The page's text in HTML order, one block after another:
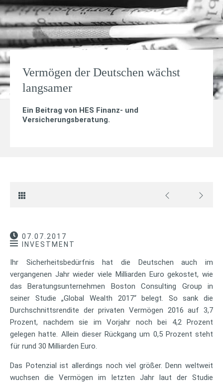
Vermögen der Deutschen wächst
langsamer
Ein Beitrag von HES Finanz- und
Versicherungsberatung.
07.07.2017
INVESTMENT
Ihr Sicherheitsbedürfnis hat die Deutschen auch im
vergangenen Jahr wieder viele Milliarden Euro gekostet, wie
das Beratungsunternehmen Boston Consulting Group in
seiner Studie „Global Wealth 2017“ belegt. So sank die
Durchschnittsrendite der privaten Vermögen 2016 auf 3,7
Prozent, nachdem sie im Vorjahr noch bei 4,2 Prozent
gelegen hatte. Allein dieser Rückgang um 0,5 Prozent steht
für rund 30 Milliarden Euro.
Das Potenzial ist allerdings noch viel größer. Denn weltweit
wuchsen die Vermögen im letzten Jahr laut der Studie